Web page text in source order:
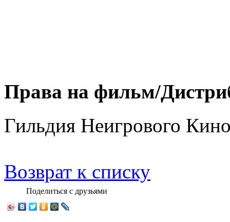
Права на фильм/
Гильдия Неигрового
Возврат к списку
Поделиться с друзьями